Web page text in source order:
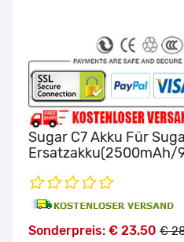
Sugar C7 Akku Für
Ersatzakku(2500mAh/
Sonderpreis: € 23.50 €